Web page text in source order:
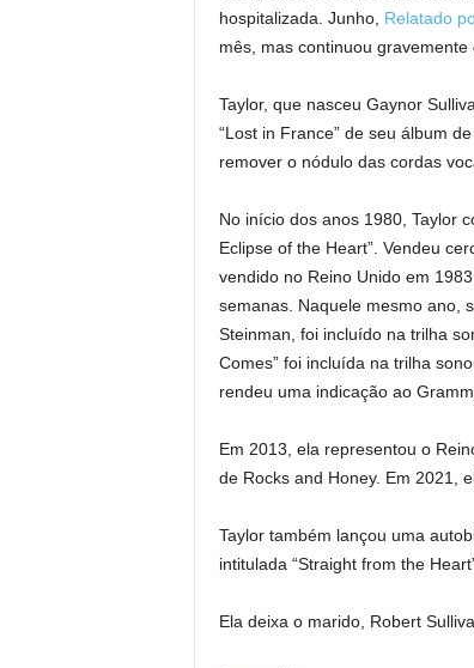
hospitalizada. Junho, Relatado
mês, mas continuou gravemente
Taylor, que nasceu Gaynor
“Lost in France” de seu álbum
remover o nódulo das cordas
No início dos anos 1980, Taylor
Eclipse of the Heart”. Vendeu
vendido no Reino Unido em
semanas. Naquele mesmo ano,
Steinman, foi incluído na trilha
Comes” foi incluída na trilha
rendeu uma indicação ao
Em 2013, ela representou o
de Rocks and Honey. Em 2021,
Taylor também lançou uma
intitulada “Straight from the
Ela deixa o marido, Robert